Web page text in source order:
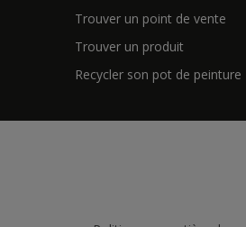
Trouver un point de vente
Trouver un produit
Recycler son pot de peinture